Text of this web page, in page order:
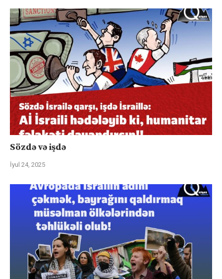
Sözdə və işdə
İyul 24, 2025